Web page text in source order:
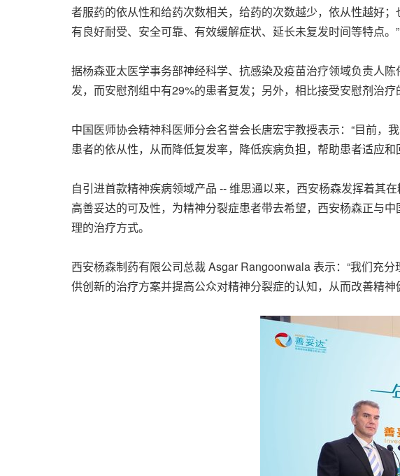
者服药的依从性和给药次数相关，给药的次数越少，依从性越好
有良好耐受、安全可靠、有效缓解症状、延长未复发时间等特点。”
据杨森亚太医学事务部神经科学、抗感染及疫苗治疗领域负责人
发，而安慰剂组中有29%的患者复发；另外，相比接受安慰剂治
中国医师协会精神科医师分会名誉会长唐宏宇教授表示：“目前
患者的依从性，从而降低复发率，降低疾病负担，帮助患者适应和
自引进首款精神疾病领域产品 -- 维思通以来，西安杨森发挥着其
高善妥达的可及性，为精神分裂症患者带去希望，西安杨森正与
理的治疗方式。
西安杨森制药有限公司总裁Asgar Rangoonwala表示：“我们充
供创新的治疗方案并提高公众对精神分裂症的认知，从而改善精神